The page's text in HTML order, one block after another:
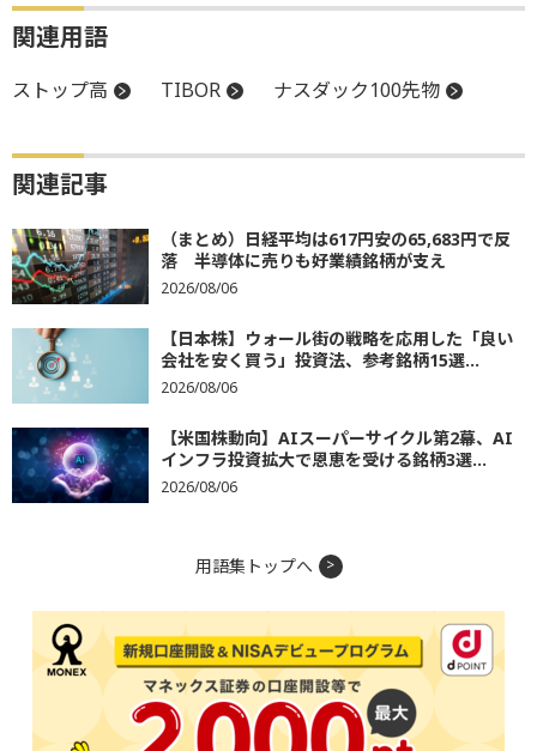
関連用語
ストップ高 TIBOR ナスダック100先物
関連記事
（まとめ）日経平均は617円安の65,683円で反
落 半導体に売りも好業績銘柄が支え
2026/08/06
【日本株】ウォール街の戦略を応用した「良い
会社を安く買う」投資法、参考銘柄15選...
2026/08/06
【米国株動向】AIスーパーサイクル第2幕、AI
インフラ投資拡大で恩恵を受ける銘柄3選...
2026/08/06
用語集トップへ